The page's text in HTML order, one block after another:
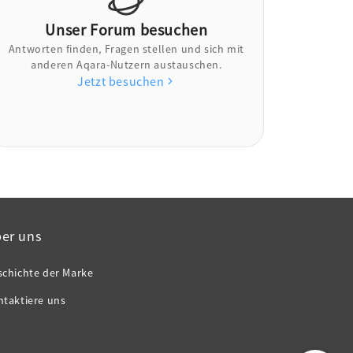
Unser Forum besuchen
Antworten finden, Fragen stellen und sich mit
anderen Aqara-Nutzern austauschen.
Jetzt besuchen
uns
der Marke
uns